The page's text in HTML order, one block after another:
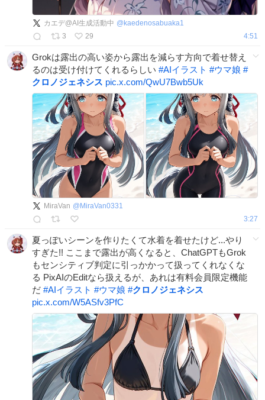
カエデ@AI生成活動中 @ kaedenosabuaka1
3
29 4:51
Grokは露出の高い姿から露出を減らす方向で着せ替え
るのは受け付けてくれるらしい #AIイラスト #ウマ娘 #
クロノジェネシス pic.x.com/QwU7Bwb5Uk
MiraVan @ MiraVan0331
3:27
夏っぽいシーンを作りたくて水着を着せたけど...やり
すぎた!! ここまで露出が高くなると、ChatGPTもGrok
もセンシティブ判定に引っかかって扱ってくれなくな
る PixAIのEditなら扱えるが、あれは有料会員限定機能
だ #AIイラスト #ウマ娘 #クロノジェネシス
pic.x.com/W5ASfv3PfC